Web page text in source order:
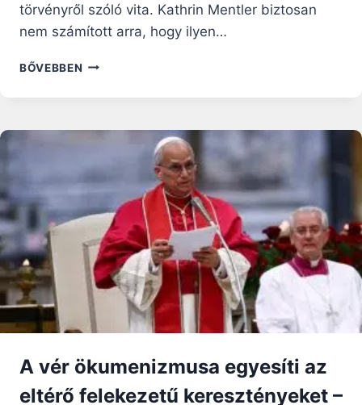
törvényről szóló vita. Kathrin Mentler biztosan
nem számított arra, hogy ilyen…
BŐVEBBEN KANADÁBAN
AJÁNLOTTAK
NŐNEK
DEPRESSZIÓJA
ELLEN
A vér ökumenizmusa egyesíti az
eltérő felekezetű keresztényeket –